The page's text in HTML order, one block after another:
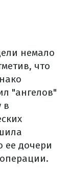
немало
что
"ангелов"
в
ее дочери